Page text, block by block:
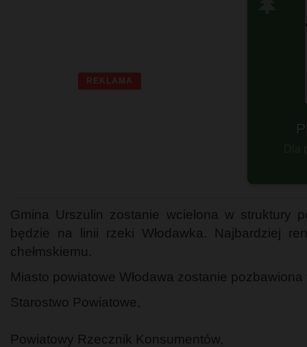
REKLAMA
Gmina Urszulin zostanie wcielona w struktury
będzie na linii rzeki Włodawka. Najbardziej
chełmskiemu.
Miasto powiatowe Włodawa zostanie
Starostwo Powiatowe,
Powiatowy Rzecznik Konsumentów,